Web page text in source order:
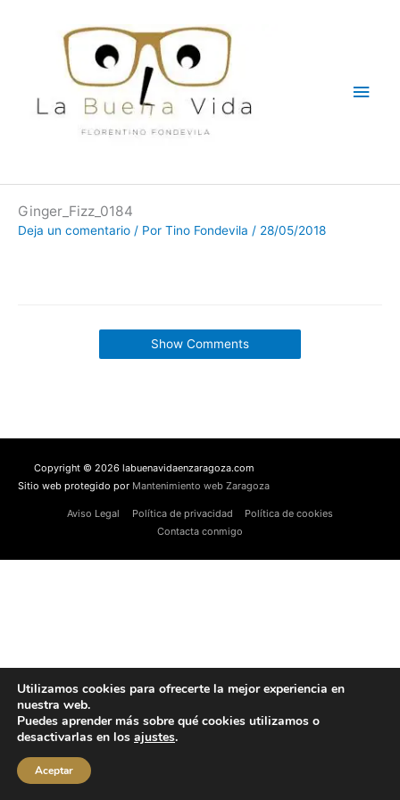
Ginger_Fizz_0184
Deja un comentario / Por Tino Fondevila / 28/05/2018
Show Comments
Copyright © 2026 labuenavidaenzaragoza.com
Sitio web protegido por Mantenimiento web Zaragoza
Aviso Legal Política de privacidad
Política de cookies
Contacta conmigo
Utilizamos cookies para ofrecerte la mejor experiencia en
nuestra web.
Puedes aprender más sobre qué cookies utilizamos o
desactivarlas en los ajustes.
Aceptar